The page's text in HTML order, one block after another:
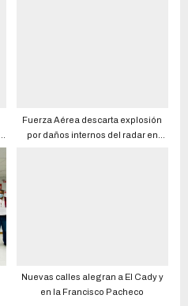
Fuerza Aérea descarta explosión
por daños internos del radar en
Nuevas calles alegran a El Cady y
en la Francisco Pacheco